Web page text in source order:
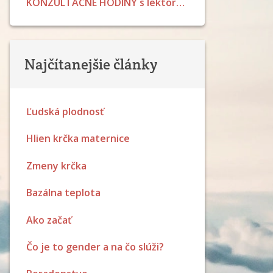
Najčítanejšie články
Ľudská plodnosť
Hlien krčka maternice
Zmeny krčka
Bazálna teplota
Ako začať
Čo je to gender a na čo slúži?